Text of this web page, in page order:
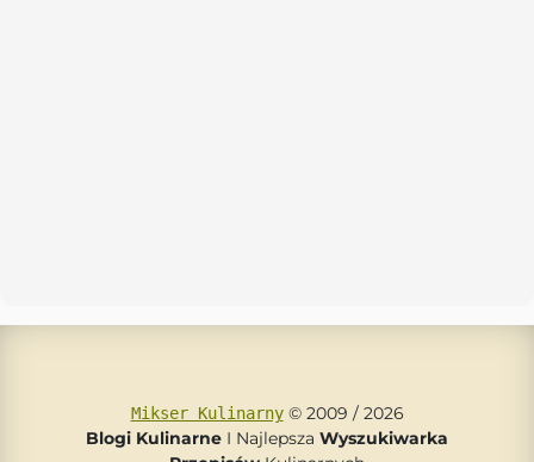
Mikser Kulinarny© 2009 / 2026
Blogi Kulinarne I Najlepsza Wyszukiwarka